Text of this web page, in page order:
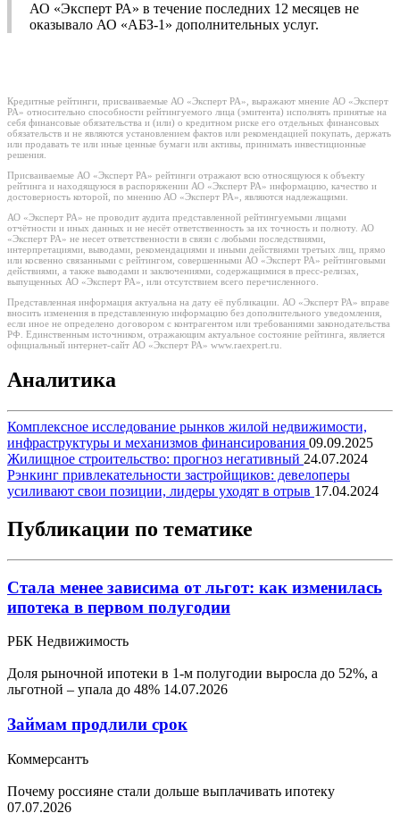
АО «Эксперт РА» в течение последних 12 месяцев не
оказывало АО «АБЗ-1» дополнительных услуг.
Кредитные рейтинги, присваиваемые АО «Эксперт РА», выражают мнение АО «Эксперт
РА» относительно способности рейтингуемого лица (эмитента) исполнять принятые на
себя финансовые обязательства и (или) о кредитном риске его отдельных финансовых
обязательств и не являются установлением фактов или рекомендацией покупать, держать
или продавать те или иные ценные бумаги или активы, принимать инвестиционные
решения.
Присваиваемые АО «Эксперт РА» рейтинги отражают всю относящуюся к объекту
рейтинга и находящуюся в распоряжении АО «Эксперт РА» информацию, качество и
достоверность которой, по мнению АО «Эксперт РА», являются надлежащими.
АО «Эксперт РА» не проводит аудита представленной рейтингуемыми лицами
отчётности и иных данных и не несёт ответственность за их точность и полноту. АО
«Эксперт РА» не несет ответственности в связи с любыми последствиями,
интерпретациями, выводами, рекомендациями и иными действиями третьих лиц, прямо
или косвенно связанными с рейтингом, совершенными АО «Эксперт РА» рейтинговыми
действиями, а также выводами и заключениями, содержащимися в пресс-релизах,
выпущенных АО «Эксперт РА», или отсутствием всего перечисленного.
Представленная информация актуальна на дату её публикации. АО «Эксперт РА» вправе
вносить изменения в представленную информацию без дополнительного уведомления,
если иное не определено договором с контрагентом или требованиями законодательства
РФ. Единственным источником, отражающим актуальное состояние рейтинга, является
официальный интернет-сайт АО «Эксперт РА» www.raexpert.ru.
Аналитика
Комплексное исследование рынков жилой недвижимости,
инфраструктуры и механизмов финансирования 09.09.2025
Жилищное строительство: прогноз негативный 24.07.2024
Рэнкинг привлекательности застройщиков: девелоперы
усиливают свои позиции, лидеры уходят в отрыв 17.04.2024
Публикации по тематике
Стала менее зависима от льгот: как изменилась
ипотека в первом полугодии
РБК Недвижимость
Доля рыночной ипотеки в 1-м полугодии выросла до 52%, а
льготной – упала до 48% 14.07.2026
Займам продлили срок
Коммерсантъ
Почему россияне стали дольше выплачивать ипотеку
07.07.2026